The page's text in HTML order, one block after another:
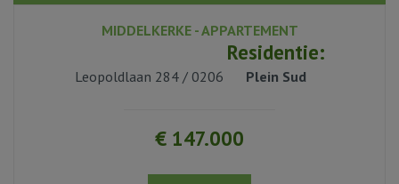
1
MIDDELKERKE - APPARTEMENT
Leopoldlaan 284 / 0206
Residentie:
Plein Sud
€ 147.000